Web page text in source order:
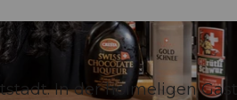
In der heimeligen